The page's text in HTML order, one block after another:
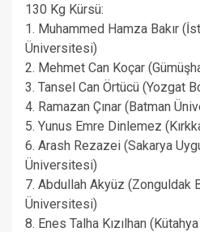
130 Kg Kürsü:
1. Muhammed Hamza Bakır
Üniversitesi)
2. Mehmet Can Koçar
3. Tansel Can Örtücü (Yozgat
4. Ramazan Çınar (Batman
5. Yunus Emre Dinlemez
6. Arash Rezazei (Sakarya
Üniversitesi)
7. Abdullah Akyüz (Zonguldak
Üniversitesi)
8. Enes Talha Kızılhan